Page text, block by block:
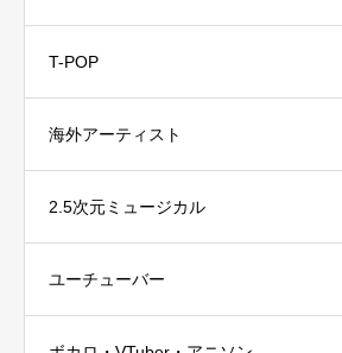
T-POP
海外アーティスト
2.5次元ミュージカル
ユーチューバー